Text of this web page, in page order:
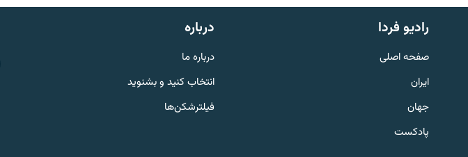
English
به ما بپیوندید
رادیو فردا
صفحه اصلی
ایران
جهان
پادکست
درباره
درباره ما
انتخاب کنید و بشنوید
فیلترشکن‌ها